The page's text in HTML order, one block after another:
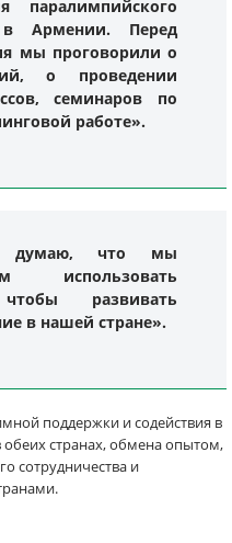
паралимпийского
Армении. Перед
мы проговорили о
о проведении
семинаров по
работе».
думаю, что мы
использовать
развивать
в нашей стране».
поддержки и содействия в
странах, обмена опытом,
сотрудничества и